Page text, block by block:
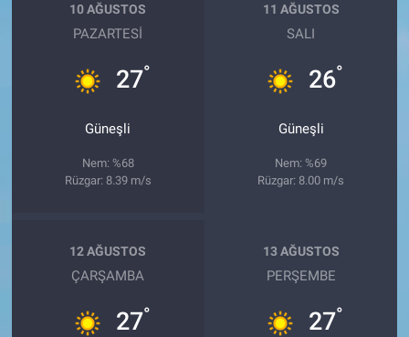
10 AĞUSTOS
PAZARTESI
27°
Güneşli
Nem: %68
Rüzgar: 8.39 m/s
11 AĞUSTOS
SALI
26°
Güneşli
Nem: %69
Rüzgar: 8.00 m/s
12 AĞUSTOS
ÇARŞAMBA
27°
13 AĞUSTOS
PERŞEMBE
27°